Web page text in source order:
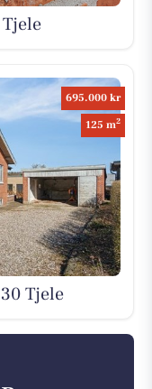
695.000 kr
125 m2
Tjele